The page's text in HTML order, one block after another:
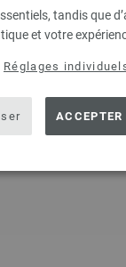
tandis que
et votre
Réglages
ACCEPTER
QUANTITÉ
DANS LE